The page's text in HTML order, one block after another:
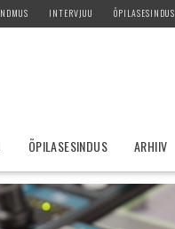
INTERVJUU ÕPILASESINDUS
ÕPILASESINDUS ARHIIV